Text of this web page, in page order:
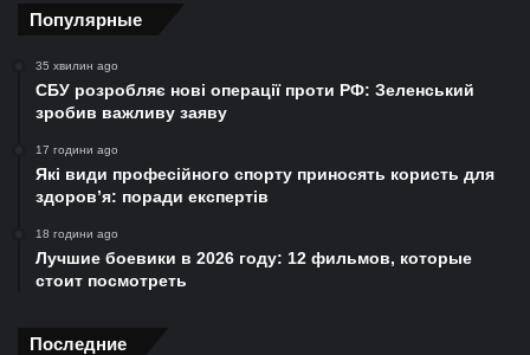
Популярные
35 хвилин ago
СБУ розробляє нові операції проти РФ: Зеленський
зробив важливу заяву
17 години ago
Які види професійного спорту приносять користь для
здоров’я: поради експертів
18 години ago
Лучшие боевики в 2026 году: 12 фильмов, которые
стоит посмотреть
Последние